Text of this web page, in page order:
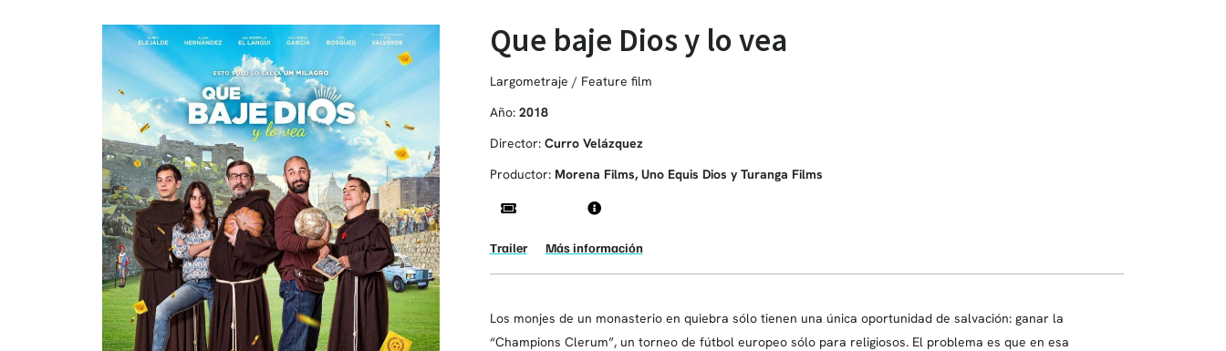
Que baje Dios y lo vea
Largometraje / Feature film
Año: 2018
Director: Curro Velázquez
Productor: Morena Films, Uno Equis Dios y Turanga Films
Trailer Más información
Los monjes de un monasterio en quiebra sólo tienen una única oportunidad de salvación: ganar la
“Champions Clerum”, un torneo de fútbol europeo sólo para religiosos. El problema es que en esa